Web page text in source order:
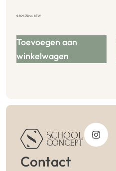
€309,75incl. BTW
Toevoegen aan
winkelwagen
Contact